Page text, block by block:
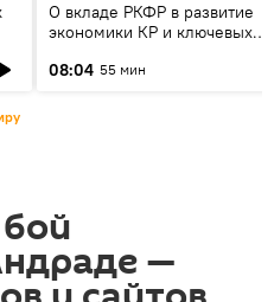
О вкладе РКФР в развитие
экономики КР и ключевых
08:04 55 мин
—